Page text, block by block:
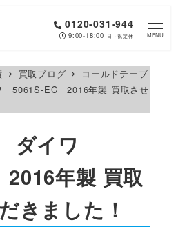
0120-031-944
9:00-18:00 日・祝定休 MENU
買取ブログ
コールドテーブ
5061S-EC 2016年製 買取させ
ダイワ
年製 買取
きました！